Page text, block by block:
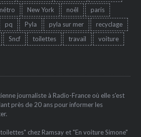
New York noêl
paris
pq Pyla pyla sur mer
recyclage
Sncf toilettes travail
voiture
journaliste à Radio-France où elle s'est
près de 20 ans pour informer les
chez Ramsay et "En voiture Simone"